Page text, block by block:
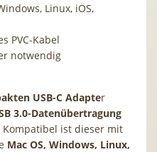
Linux, iOS,
PVC-Kabel
notwendig
USB-C Adapter
3.0-Datenübertragung
Kompatibel ist dieser mit
Mac OS, Windows, Linux,